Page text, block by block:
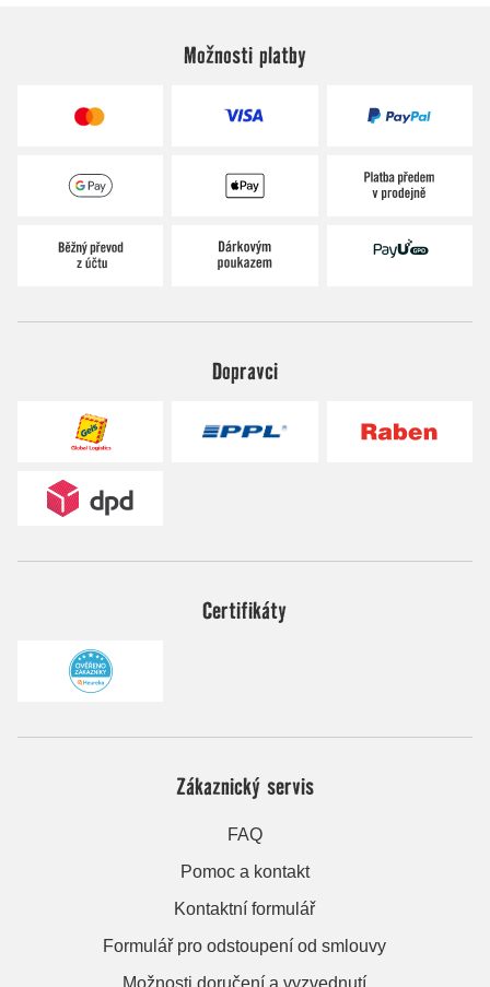
Možnosti platby
Dopravci
Certifikáty
Zákaznický servis
FAQ
Pomoc a kontakt
Kontaktní formulář
Formulář pro odstoupení od smlouvy
Možnosti doručení a vyzvednutí